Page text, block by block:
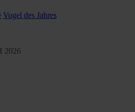
Vogel des Jahres
2026